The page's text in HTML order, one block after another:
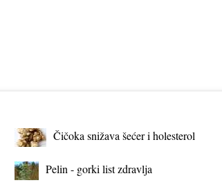
Čičoka snižava šećer i holesterol
Pelin - gorki list zdravlja